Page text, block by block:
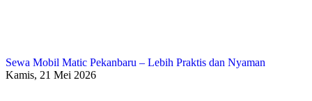
Sewa Mobil Matic Pekanbaru – Lebih Praktis dan Nyaman
Kamis, 21 Mei 2026